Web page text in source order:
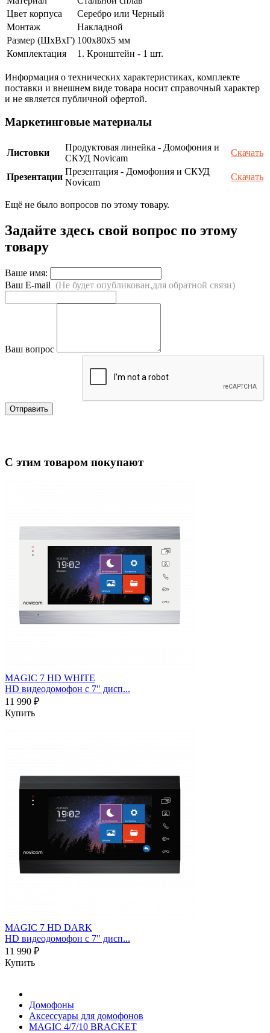
Цвет корпуса
Серебро или Черный
Монтаж
Накладной
Размер (ШxВxГ) 100x80x5 мм
Комплектация
1. Кронштейн - 1 шт.
Информация о технических характеристиках, комплекте
поставки и внешнем виде товара носит справочный характер
и не является публичной офертой.
Маркетинговые материалы
Листовки
Продуктовая линейка - Домофония и
СКУД Novicam
Скачать
Презентации
Презентация - Домофония и СКУД
Novicam
Скачать
Ещё не было вопросов по этому товару.
Задайте здесь свой вопрос по этому
товару
Ваше имя:
Ваш E-mail (Не будет опубликован,для обратной связи)
Ваш вопрос
Отправить
С этим товаром покупают
MAGIC 7 HD WHITE
HD видеодомофон с 7" дисп...
11 990 ₽
Купить
MAGIC 7 HD DARK
HD видеодомофон с 7" дисп...
11 990 ₽
Купить
Домофоны
Аксессуары для домофонов
MAGIC 4/7/10 BRACKET